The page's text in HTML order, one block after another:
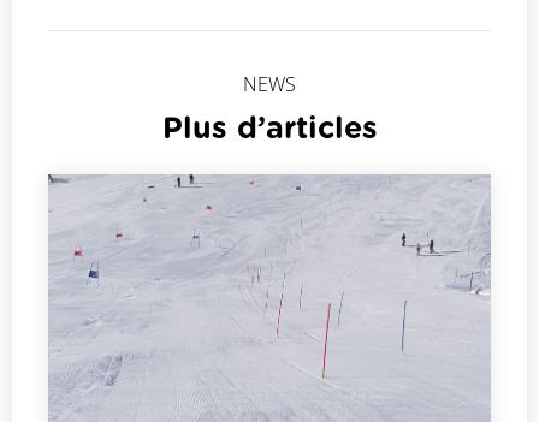
NEWS
Plus d’articles